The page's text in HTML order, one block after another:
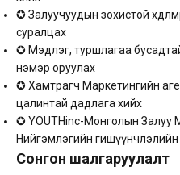
✪ Залуучуудын зохистой
суралцах
✪ Мэдлэг, туршлагаа
нэмэр оруулах
✪ Хамтрагч Маркетингийн
цалинтай дадлага хийх
✪ YOUTHinc-Монголын Залуу
Нийгэмлэгийн
Сонгон шалгаруулалт